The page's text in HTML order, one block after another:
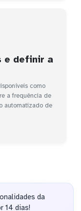
e definir a
como
a frequência de
automatizado de
da
14 dias!